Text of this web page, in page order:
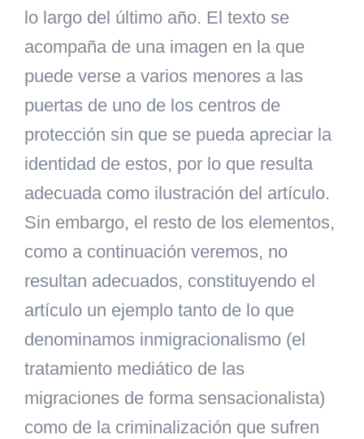
lo largo del último año. El texto se
acompaña de una imagen en la que
puede verse a varios menores a las
puertas de uno de los centros de
protección sin que se pueda apreciar la
identidad de estos, por lo que resulta
adecuada como ilustración del artículo.
Sin embargo, el resto de los elementos,
como a continuación veremos, no
resultan adecuados, constituyendo el
artículo un ejemplo tanto de lo que
denominamos inmigracionalismo (el
tratamiento mediático de las
migraciones de forma sensacionalista)
como de la criminalización que sufren